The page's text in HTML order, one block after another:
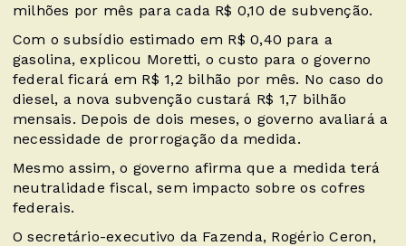
milhões por mês para cada R$ 0,10 de subvenção.
Com o subsídio estimado em R$ 0,40 para a
gasolina, explicou Moretti, o custo para o governo
federal ficará em R$ 1,2 bilhão por mês. No caso do
diesel, a nova subvenção custará R$ 1,7 bilhão
mensais. Depois de dois meses, o governo avaliará a
necessidade de prorrogação da medida.
Mesmo assim, o governo afirma que a medida terá
neutralidade fiscal, sem impacto sobre os cofres
federais.
O secretário-executivo da Fazenda, Rogério Ceron,